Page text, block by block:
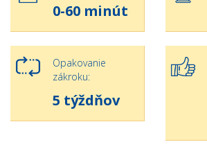
0-60 minút
Opakovanie
zákroku:
5 týždňov